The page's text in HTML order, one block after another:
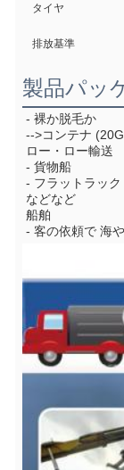
タイヤ
排放基準
製品パッ
- 裸か脱毛か
-->コンテナ
ロー・ロー輸送
- 貨物船
- フラットラック
などなど
船舶
- 客の依頼で 海